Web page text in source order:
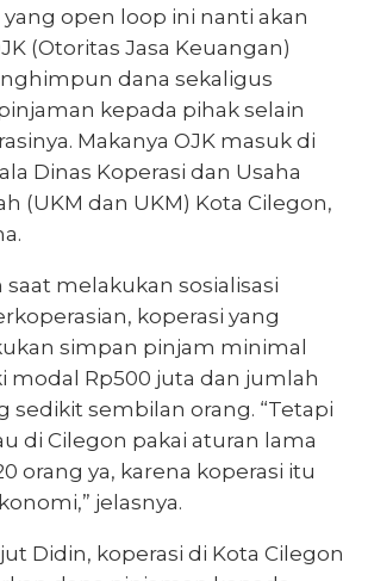
yang open loop ini nanti akan
(Otoritas Jasa Keuangan)
dana sekaligus
kepada pihak selain
Makanya OJK masuk di
Dinas Koperasi dan Usaha
(UKM dan UKM) Kota Cilegon,
melakukan sosialisasi
koperasi yang
simpan pinjam minimal
modal Rp500 juta dan jumlah
sedikit sembilan orang. “Tetapi
di Cilegon pakai aturan lama
orang ya, karena koperasi itu
jelasnya.
Didin, koperasi di Kota Cilegon